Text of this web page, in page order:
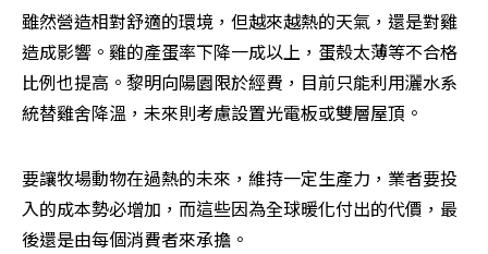
雖然營造相對舒適的環境，但越來越熱的天氣，還是對雞
造成影響。雞的產蛋率下降一成以上，蛋殼太薄等不合格
比例也提高。黎明向陽園限於經費，目前只能利用灑水系
統替雞舍降溫，未來則考慮設置光電板或雙層屋頂。
要讓牧場動物在過熱的未來，維持一定生產力，業者要投
入的成本勢必增加，而這些因為全球暖化付出的代價，最
後還是由每個消費者來承擔。